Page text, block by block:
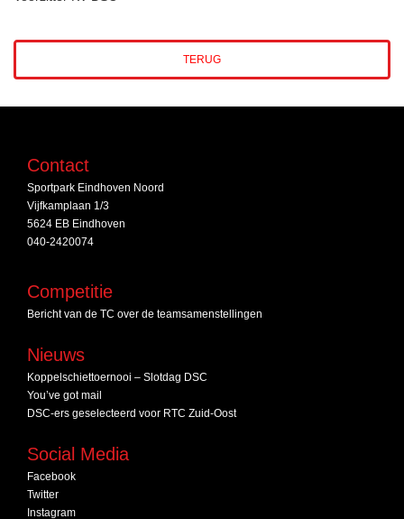
TERUG
Contact
Sportpark Eindhoven Noord
Vijfkamplaan 1/3
5624 EB Eindhoven
040-2420074
Competitie
Bericht van de TC over de teamsamenstellingen
Nieuws
Koppelschiettoernooi – Slotdag DSC
You’ve got mail
DSC‑ers geselecteerd voor RTC Zuid‑Oost
Social Media
Facebook
Twitter
Instagram